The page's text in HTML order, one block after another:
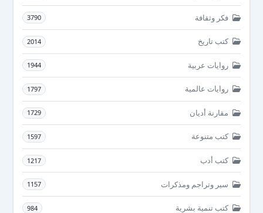
فكر وثقافة 3790
كتب تاريخ 2014
روايات عربية 1944
روايات عالمية 1797
مقارنة أديان 1729
كتب متنوعة 1597
كتب أدب 1217
سير وتراجم ومذكرات 1157
كتب تنمية بشرية 984